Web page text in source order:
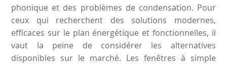
phonique et des problèmes de condensation. Pour
ceux qui recherchent des solutions modernes,
efficaces sur le plan énergétique et fonctionnelles, il
vaut la peine de considérer les alternatives
disponibles sur le marché. Les fenêtres à simple